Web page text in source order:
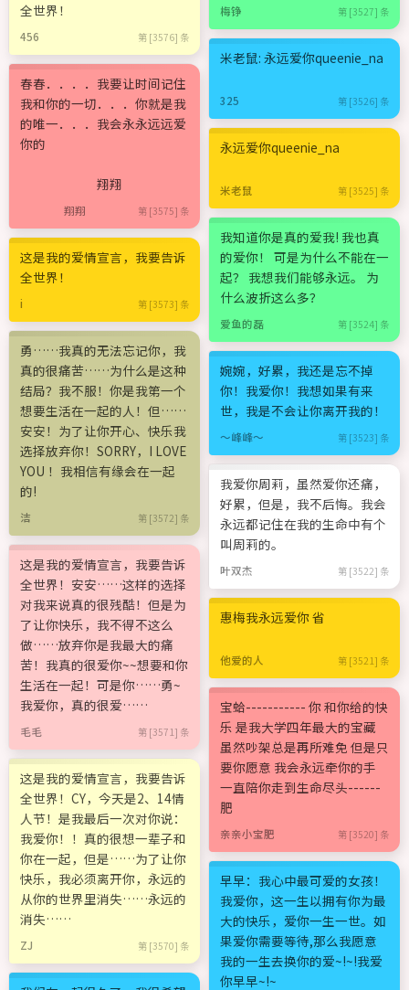
全世界！
456 第 [3576] 条
春春．．．．我要让时间记住
我和你的一切．．．你就是我
的唯一．．．我会永永远远爱
你的
翔翔
翔翔 第 [3575] 条
这是我的爱情宣言，我要告诉
全世界！
i 第 [3573] 条
勇……我真的无法忘记你，我
真的很痛苦……为什么是这种
结局？我不服！你是我第一个
想要生活在一起的人！但……
安安！为了让你开心、快乐我
选择放弃你！SORRY，I LOVE
YOU ！我相信有缘会在一起
的!
洁 第 [3572] 条
这是我的爱情宣言，我要告诉
全世界！安安……这样的选择
对我来说真的很残酷！但是为
了让你快乐，我不得不这么
做……放弃你是我最大的痛
苦！我真的很爱你~~想要和你
生活在一起！可是你……勇~
我爱你，真的很爱……
毛毛 第 [3571] 条
这是我的爱情宣言，我要告诉
全世界！CY，今天是2、14情
人节！是我最后一次对你说：
我爱你！！真的很想一辈子和
你在一起，但是……为了让你
快乐，我必须离开你，永远的
从你的世界里消失……永远的
消失……
ZJ 第 [3570] 条
梅铮 第 [3527] 条
米老鼠: 永远爱你queenie_na
325 第 [3526] 条
永远爱你queenie_na
米老鼠 第 [3525] 条
我知道你是真的爱我! 我也真
的爱你！ 可是为什么不能在一
起？ 我想我们能够永远。 为
什么波折这么多？
爱鱼的磊 第 [3524] 条
婉婉，好累，我还是忘不掉
你！我爱你！我想如果有来
世，我是不会让你离开我的！
～峰峰～ 第 [3523] 条
我爱你周莉，虽然爱你还痛，
好累，但是，我不后悔。我会
永远都记住在我的生命中有个
叫周莉的。
叶双杰 第 [3522] 条
惠梅我永远爱你 省
他爱的人 第 [3521] 条
宝蛤----------- 你 和你给的快
乐 是我大学四年最大的宝藏
虽然吵架总是再所难免 但是只
要你愿意 我会永远牵你的手
一直陪你走到生命尽头------
肥
亲亲小宝肥 第 [3520] 条
早早：我心中最可爱的女孩！
我爱你，这一生以拥有你为最
大的快乐，爱你一生一世。如
果爱你需要等待,那么我愿意
我的一生去换你的爱~!~!我爱
你早早~!~